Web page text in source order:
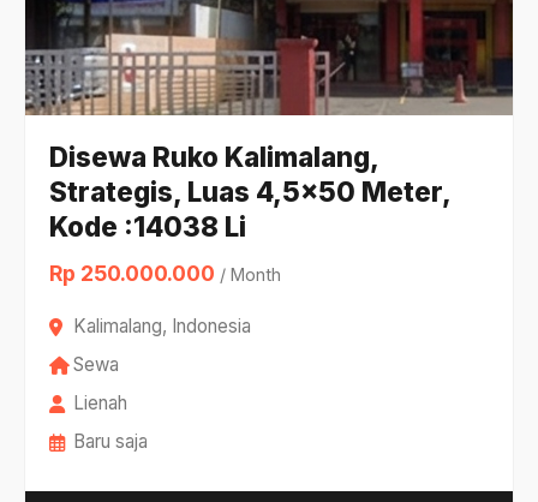
Disewa Ruko Kalimalang,
Strategis, Luas 4,5x50 Meter,
Kode :14038 Li
Rp 250.000.000 / Month
Kalimalang, Indonesia
Sewa
Lienah
Baru saja